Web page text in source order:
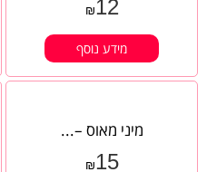
₪12
מידע נוסף
מיני מאוס –...
₪15